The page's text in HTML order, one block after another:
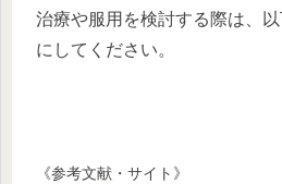
治療や服用を検討する際は、
にしてください。
《参考文献・サイト》